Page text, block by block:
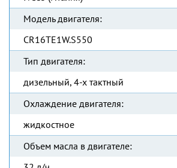
Модель двигателя:
CR16TE1W.S550
Тип двигателя:
дизельный, 4-х тактный
Охлаждение двигателя:
жидкостное
Объем масла в двигателе: